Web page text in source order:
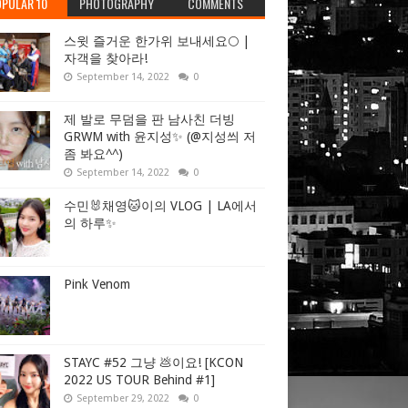
스윗 즐거운 한가위 보내세요🌕 |
자객을 찾아라!
September 14, 2022 0
제 발로 무덤을 판 남사친 더빙
GRWM with 윤지성✨ (@지성씌 저
좀 봐요^^)
September 14, 2022 0
수민🐰채영🐱이의 VLOG | LA에서
의 하루✨
Pink Venom
STAYC #52 그냥 💩이요! [KCON
2022 US TOUR Behind #1]
September 29, 2022 0